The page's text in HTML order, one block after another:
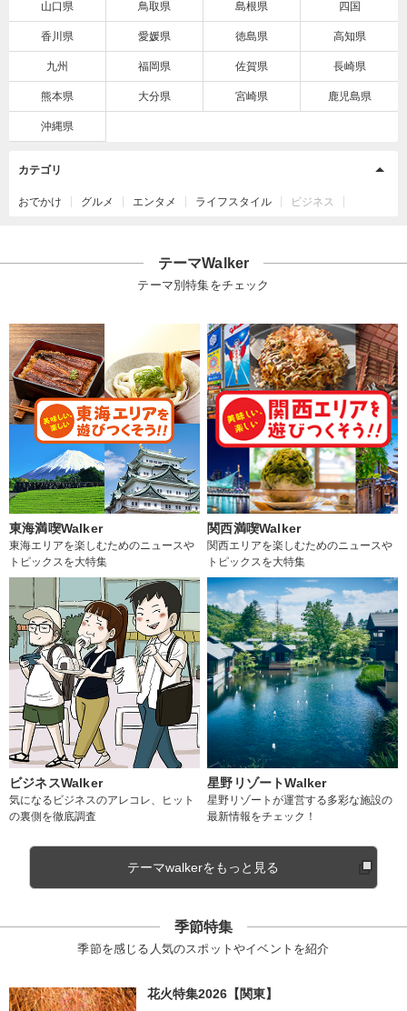
山口県 鳥取県 島根県 四国
香川県 愛媛県 徳島県 高知県
九州 福岡県 佐賀県 長崎県
熊本県 大分県 宮崎県 鹿児島県
沖縄県
カテゴリ
おでかけ グルメ エンタメ ライフスタイル ビジネス
テーマWalker
テーマ別特集をチェック
東海満喫Walker
東海エリアを楽しむためのニュースや
トピックスを大特集
関西満喫Walker
関西エリアを楽しむためのニュースや
トピックスを大特集
ビジネスWalker
気になるビジネスのアレコレ、ヒット
の裏側を徹底調査
星野リゾートWalker
星野リゾートが運営する多彩な施設の
最新情報をチェック！
テーマwalkerをもっと見る
季節特集
季節を感じる人気のスポットやイベントを紹介
花火特集2026【関東】